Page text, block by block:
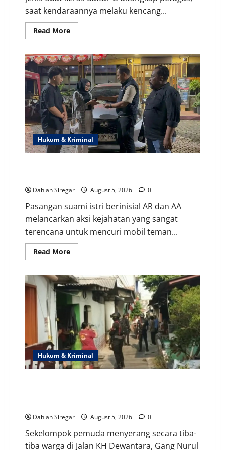
saat kendaraannya melaku kencang...
Read MoreRead
more
Gas
Lawan
Arus
di
Cengkareng,
Pria
Distop
Polisi
|
Dalam
Bagasi
Motor
Ditemukan
Ribuan
Hukum & Kriminal
Dahlan Siregar August 5, 2026 0
Pasangan suami istri berinisial AR dan AA
melancarkan aksi kejahatan yang sangat
terencana untuk mencuri mobil teman...
Read MoreRead
more
Bulus
Suami
Istri
Perdayai
Teman
Bertamu
lalu
Ajak
Makan
di
Resto,
Mobil
pun
Hukum & Kriminal
Dahlan Siregar August 5, 2026 0
Sekelompok pemuda menyerang secara tiba-
tiba warga di Jalan KH Dewantara, Gang Nurul